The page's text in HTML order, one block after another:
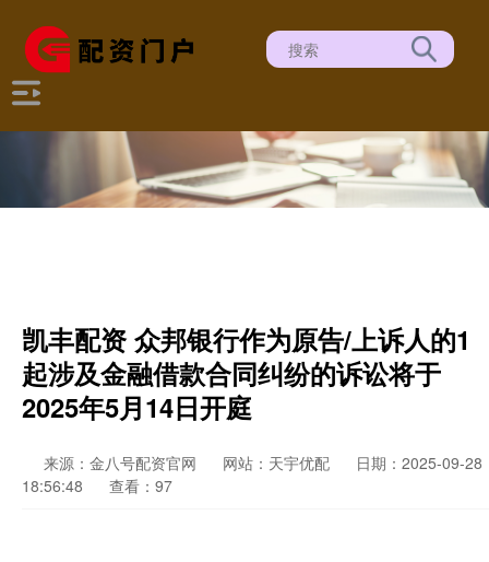
凯丰配资 众邦银行作为原告/上诉人的1
起涉及金融借款合同纠纷的诉讼将于
2025年5月14日开庭
来源：金八号配资官网 网站：天宇优配
日期：2025-09-28
18:56:48
查看：97